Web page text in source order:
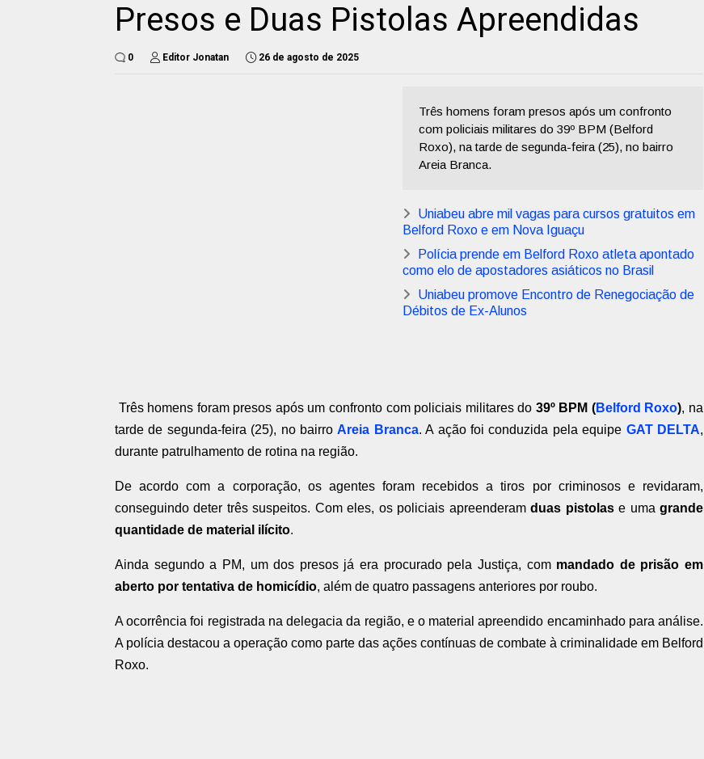
Presos e Duas Pistolas Apreendidas
0 Editor Jonatan 26 de agosto de 2025
Três homens foram presos após um confronto
com policiais militares do 39º BPM (Belford
Roxo), na tarde de segunda-feira (25), no bairro
Areia Branca.
Uniabeu abre mil vagas para cursos gratuitos em
Belford Roxo e em Nova Iguaçu
Polícia prende em Belford Roxo atleta apontado
como elo de apostadores asiáticos no Brasil
Uniabeu promove Encontro de Renegociação de
Débitos de Ex-Alunos
Três homens foram presos após um confronto com policiais militares do 39º BPM (Belford Roxo), na
tarde de segunda-feira (25), no bairroAreia Branca. A ação foi conduzida pela equipe GAT DELTA,
durante patrulhamento de rotina na região.
De acordo com a corporação, os agentes foram recebidos a tiros por criminosos e revidaram,
conseguindo deter três suspeitos. Com eles, os policiais apreenderamduas pistolase umagrande
quantidade de material ilícito.
Ainda segundo a PM, um dos presos já era procurado pela Justiça, com mandado de prisão em
aberto por tentativa de homicídio, além de quatro passagens anteriores por roubo.
A ocorrência foi registrada na delegacia da região, e o material apreendido encaminhado para análise.
A polícia destacou a operação como parte das ações contínuas de combate à criminalidade em Belford
Roxo.